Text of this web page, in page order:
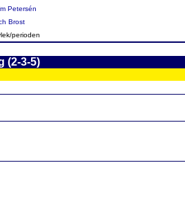
Petersén
Brost
perioden
(2-3-5)